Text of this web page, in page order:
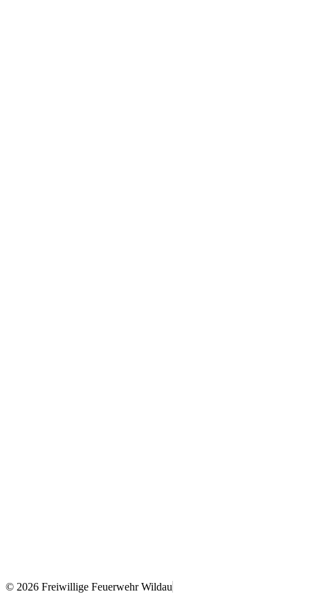
© 2026 Freiwillige Feuerwehr Wildau